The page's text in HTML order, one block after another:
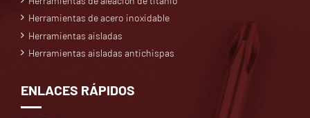
Herramientas de acero inoxidable
Herramientas aisladas
Herramientas aisladas antichispas
ENLACES RÁPIDOS